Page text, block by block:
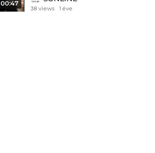
00:47
38 views 1 éve